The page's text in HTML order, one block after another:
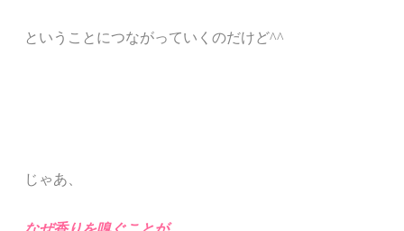
ということにつながっていくのだけど^^
じゃあ、